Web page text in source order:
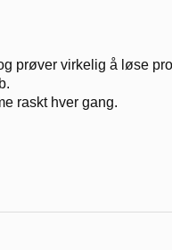
prøver virkelig å løse
raskt hver gang.